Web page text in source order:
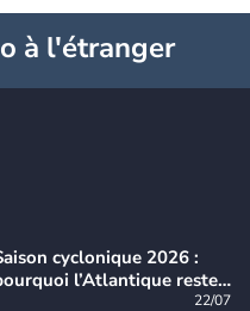
à l'étranger
cyclonique 2026 :
l’Atlantique reste
22/07